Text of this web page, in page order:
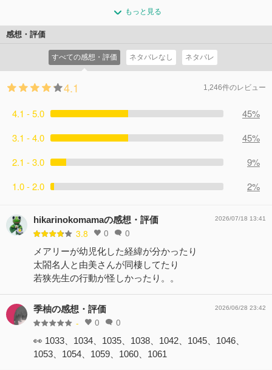
て話し合っていたコナンたちのもとに羽田秀吉が現れる。
ったが、一度だけ彼がトイレから帰ってきて指した手がと
り、こざっぱりとした秀吉の姿を見た少年探偵団は、この
あと恋人である由美とのデートがあるのだと考えるが、秀
吉は「大事な人と会う」とデートを否定して去っていく。
コソ出かけるコトが多くなった」という秀吉を不審に思い
くい」と、コナンは由美に連れていかれてしまう。 尾行を
み、女性二人に親しげに話しかける秀吉の姿を目撃。怒り
いたことを伝える。女性二人は、女流棋士の勝又水菜と瓜
人の参加者である源田安清が待っているマンションへ向か
う。しかし、そこで源田は遺体となって発見される。その
傍らには脚が切り取られた将棋盤があり……。
コメント12件 拍手39回
盤があった。 部屋の鍵は開いており、他の参加者である勝
又水菜、瓜生祥子、菱沼浩輔が買い物に出ていた隙に、何
者かが侵入したのではと三人は主張する。三人のうちの誰
かがこっそり戻ってきて犯行に及んだとも考えられたが、
菱沼はぬるくなっていたが温かさの残るコーヒー、水菜は
いた。三人の購入したものの状態は「ついさっき買ってき
は、先日起こった八百長疑惑で失踪中だった錦戸公春棋士
が遺体で発見された事件の現場に、脚が一本切られた将棋
盤が残されていたこともあり、連続殺人の線も考え始め
る。マスコミ発表の時間から、模倣犯は考えにくいと思わ
強会はもともと源田と錦戸、岸本雄平棋士と瓜生欣二棋士
水菜の恋人だったが、自ら命を絶ってしまった。その理由
は分からず、欣二に目をかけていた岸本はそれ以来うつ病
になってしまった。勉強会の人数が足りなくなったこと
で、現在の三人に声がかかったのだった。岸本の自宅を確
認しようと窓から外をのぞくと、その付近で煙があがって
いるのか見え……。
コナンと由美は、そこで参加者の一人である源田安清が殺
害されているのを発見する。傍には脚が二本切られた将棋
いう岸本雄平の自宅が燃え、遺体が発見される。そこには
脚が三本切られた将棋盤があった。 そんな中、秀吉が犯人
に拉致される。源田の遺体が発見された際にキッチンの様
に行ったらしい。 コナンは工藤邸に居る赤井に連絡を取
つけるが、その人物は最近引っ越してしまい、電話も警戒
話もつながらず、どうやら犯人につかまることを想定して
ようだ。 そんな中、赤井はどこかに連絡を始める。それ
連絡に気が付いた秀吉は通話をつなげ、犯人との目隠し将
棋を始める。コナンと赤井は、スマホのＧＰＳ情報から秀
吉を助けに向かう。
コメント15件拍手37回
もっと見る
感想・評価
すべての感想・評価 ネタバレなし ネタバレ
4.1 1,246件のレビュー
4.1 - 5.0
45%
3.1 - 4.0
45%
2.1 - 3.0
9%
1.0 - 2.0
2%
hikarinokomamaの感想・評価
3.8 0 0
2026/07/18 13:41
メアリーが幼児化した経緯が分かったり
太閤名人と由美さんが同棲してたり
若狭先生の行動が怪しかったり。。
季柚の感想・評価
- 0 0
2026/06/28 23:42
👀 1033、1034、1035、1038、1042、1045、1046、
1053、1054、1059、1060、1061